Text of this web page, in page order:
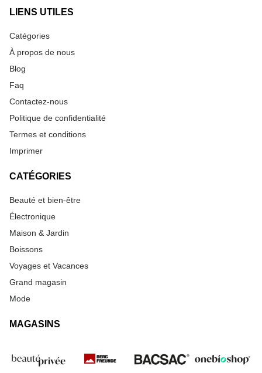
LIENS UTILES
Catégories
À propos de nous
Blog
Faq
Contactez-nous
Politique de confidentialité
Termes et conditions
Imprimer
CATÉGORIES
Beauté et bien-être
Électronique
Maison & Jardin
Boissons
Voyages et Vacances
Grand magasin
Mode
MAGASINS